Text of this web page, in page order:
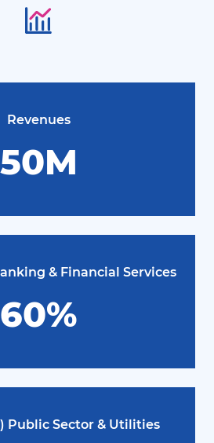
Revenues
50M
& Financial Services
60%
Public Sector & Utilities